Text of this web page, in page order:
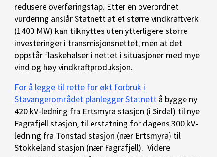
redusere overføringstap. Etter en overordnet
vurdering anslår Statnett at et større vindkraftverk
(1400 MW) kan tilknyttes uten ytterligere større
investeringer i transmisjonsnettet, men at det
oppstår flaskehalser i nettet i situasjoner med mye
vind og høy vindkraftproduksjon.
For å legge til rette for økt forbruk i
Stavangerområdet planlegger Statnett å bygge ny
420 kV-ledning fra Ertsmyra stasjon (i Sirdal) til nye
Fagrafjell stasjon, til erstatning for dagens 300 kV-
ledning fra Tonstad stasjon (nær Ertsmyra) til
Stokkeland stasjon (nær Fagrafjell). Videre